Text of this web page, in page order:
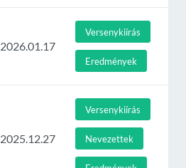
2026.01.17
Versenykiírás
Eredmények
2025.12.27
Versenykiírás
Nevezettek